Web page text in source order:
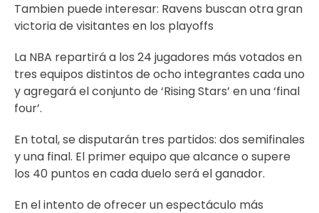
Tambien puede interesar: Ravens buscan otra gran
victoria de visitantes en los playoffs
La NBA repartirá a los 24 jugadores más votados en
tres equipos distintos de ocho integrantes cada uno
y agregará el conjunto de ‘Rising Stars’ en una ‘final
four’.
En total, se disputarán tres partidos: dos semifinales
y una final. El primer equipo que alcance o supere
los 40 puntos en cada duelo será el ganador.
En el intento de ofrecer un espectáculo más